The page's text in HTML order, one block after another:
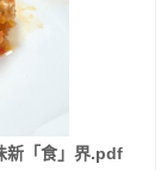
新「食」界.pdf